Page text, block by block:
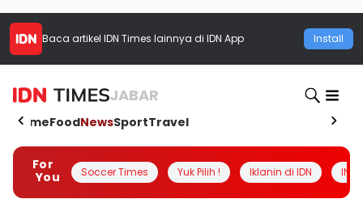
Baca artikel IDN Times lainnya di IDN App Install
JABAR
HomeFoodNewsSportTravel
For
You
Soccer Times Yuk Pilih ! Iklanin di IDN